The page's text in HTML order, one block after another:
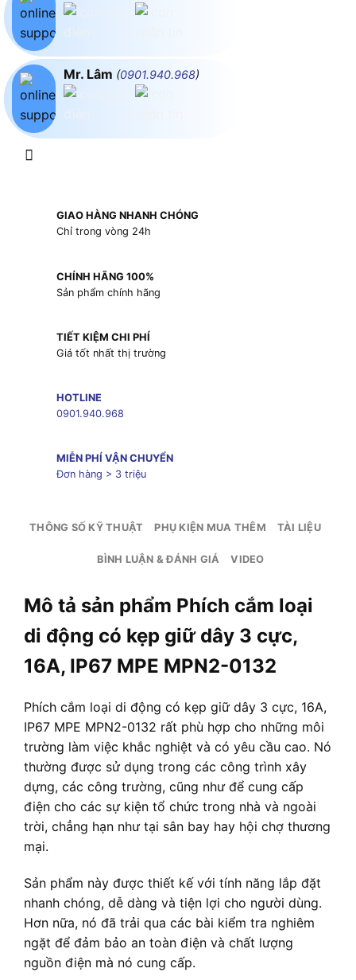
Mr. Lâm (0901.940.968)
GIAO HÀNG NHANH CHÓNG
Chỉ trong vòng 24h
CHÍNH HÃNG 100%
Sản phẩm chính hãng
TIẾT KIỆM CHI PHÍ
Giá tốt nhất thị trường
HOTLINE
0901.940.968
MIỄN PHÍ VẬN CHUYỂN
Đơn hàng > 3 triệu
THÔNG SỐ KỸ THUẬT PHỤ KIỆN MUA THÊM TÀI LIỆU
BÌNH LUẬN & ĐÁNH GIÁ VIDEO
Mô tả sản phẩm Phích cắm loại
di động có kẹp giữ dây 3 cực,
16A, IP67 MPE MPN2-0132
Phích cắm loại di động có kẹp giữ dây 3 cực, 16A,
IP67 MPE MPN2-0132 rất phù hợp cho những môi
trường làm việc khắc nghiệt và có yêu cầu cao. Nó
thường được sử dụng trong các công trình xây
dựng, các công trường, cũng như để cung cấp
điện cho các sự kiện tổ chức trong nhà và ngoài
trời, chẳng hạn như tại sân bay hay hội chợ thương
mại.
Sản phẩm này được thiết kế với tính năng lắp đặt
nhanh chóng, dễ dàng và tiện lợi cho người dùng.
Hơn nữa, nó đã trải qua các bài kiểm tra nghiêm
ngặt để đảm bảo an toàn điện và chất lượng
nguồn điện mà nó cung cấp.